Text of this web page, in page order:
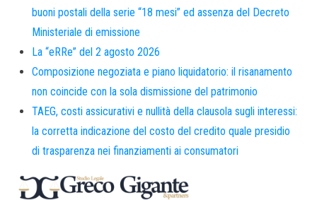
buoni postali della serie “18 mesi” ed assenza del Decreto
Ministeriale di emissione
La “eRRe” del 2 agosto 2026
Composizione negoziata e piano liquidatorio: il risanamento
non coincide con la sola dismissione del patrimonio
TAEG, costi assicurativi e nullità della clausola sugli interessi:
la corretta indicazione del costo del credito quale presidio
di trasparenza nei finanziamenti ai consumatori